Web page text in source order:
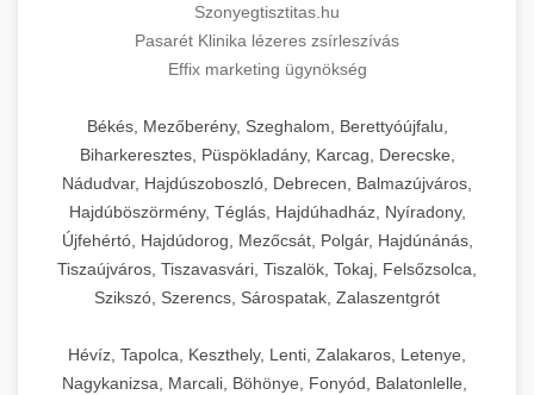
Szonyegtisztitas.hu
Pasarét Klinika lézeres zsírleszívás
Effix marketing ügynökség
Békés, Mezőberény, Szeghalom, Berettyóújfalu,
Biharkeresztes, Püspökladány, Karcag, Derecske,
Nádudvar, Hajdúszoboszló, Debrecen, Balmazújváros,
Hajdúböszörmény, Téglás, Hajdúhadház, Nyíradony,
Újfehértó, Hajdúdorog, Mezőcsát, Polgár, Hajdúnánás,
Tiszaújváros, Tiszavasvári, Tiszalök, Tokaj, Felsőzsolca,
Szikszó, Szerencs, Sárospatak, Zalaszentgrót
Hévíz, Tapolca, Keszthely, Lenti, Zalakaros, Letenye,
Nagykanizsa, Marcali, Böhönye, Fonyód, Balatonlelle,